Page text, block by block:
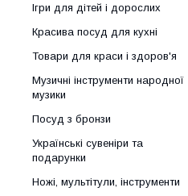
Ігри для дітей і дорослих
Красива посуд для кухні
Товари для краси і здоров'я
Музичні інструменти народної
музики
Посуд з бронзи
Українські сувеніри та
подарунки
Ножі, мультітули, інструменти